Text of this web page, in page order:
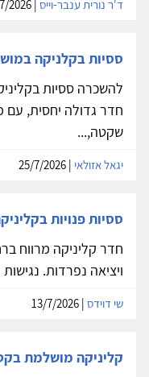
ד'ר נורית ענבר-וייס
ססיות בקלניקה
להשכרה ססיות
חדר גדולה יחסית, עם
שקטה,...
יגאל אזולאי
ססיות פנויות
חדר קליניקה מרווח
ויציאה נפרדות.
שי דוידס
קליניקה מושלמת